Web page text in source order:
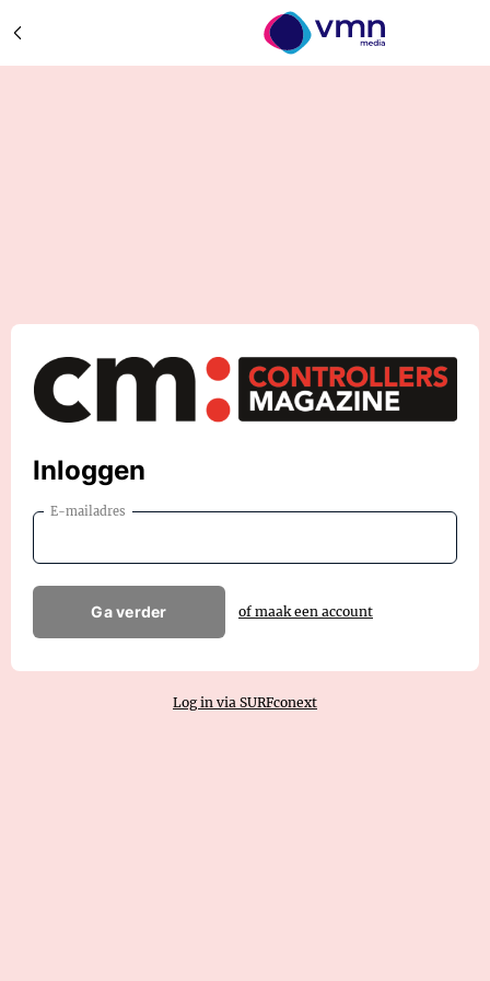
Inloggen
E-mailadres
Ga verder of maak een account
Log in via SURFconext